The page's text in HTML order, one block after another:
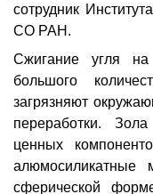
сотрудник
СО РАН.
Сжигание угля
большого
загрязняют
переработки.
ценных
алюмосиликатные
сферической